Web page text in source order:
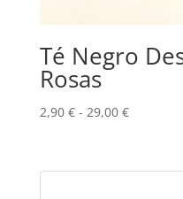
Té Negro
Rosas
2,90 € - 29,00 €Rango
desde